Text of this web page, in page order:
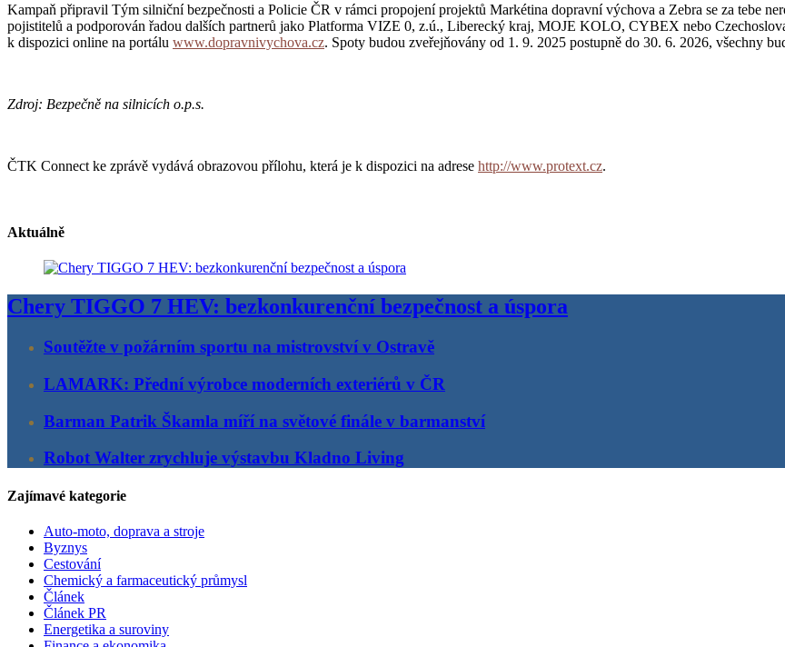
Kampaň připravil Tým silniční bezpečnosti a Policie ČR v rámci propojení projektů Markétina dopravní výchova a Zebra se za tebe
pojistitelů a podporován řadou dalších partnerů jako Platforma VIZE 0, z.ú., Liberecký kraj, MOJE KOLO, CYBEX nebo
k dispozici online na portálu www.dopravnivychova.cz. Spoty budou zveřejňovány od 1. 9. 2025 postupně do 30. 6. 2026, všechny
Zdroj: Bezpečně na silnicích o.p.s.
ČTK Connect ke zprávě vydává obrazovou přílohu, která je k dispozici na adrese http://www.protext.cz.
Aktuálně
Chery TIGGO 7 HEV: bezkonkurenční bezpečnost a úspora
Soutěžte v požárním sportu na mistrovství v Ostravě
LAMARK: Přední výrobce moderních exteriérů v ČR
Barman Patrik Škamla míří na světové finále v barmanství
Robot Walter zrychluje výstavbu Kladno Living
Zajímavé kategorie
Auto-moto, doprava a stroje
Byznys
Cestování
Chemický a farmaceutický průmysl
Článek
Článek PR
Energetika a suroviny